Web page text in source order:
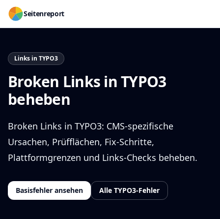
Seitenreport
Links in TYPO3
Broken Links in TYPO3
beheben
Broken Links in TYPO3: CMS-spezifische
Ursachen, Prüfflächen, Fix-Schritte,
Plattformgrenzen und Links-Checks beheben.
Basisfehler ansehen Alle TYPO3-Fehler